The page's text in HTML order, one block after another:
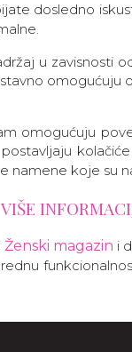
dosledno
u
omogućuju
namene koje su
VIŠE
Ženski magazin i